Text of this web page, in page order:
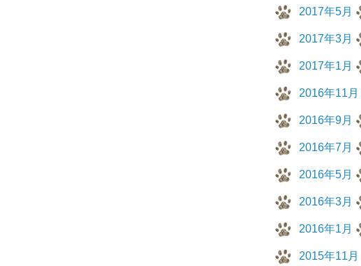
2017年5月
2017年3月
2017年1月
2016年11月
2016年9月
2016年7月
2016年5月
2016年3月
2016年1月
2015年11月